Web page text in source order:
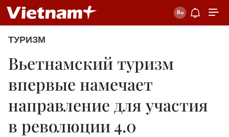
ТУРИЗМ
Вьетнамский туризм
впервые намечает
направление для участия
в революции 4.0